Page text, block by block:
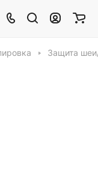
Защита